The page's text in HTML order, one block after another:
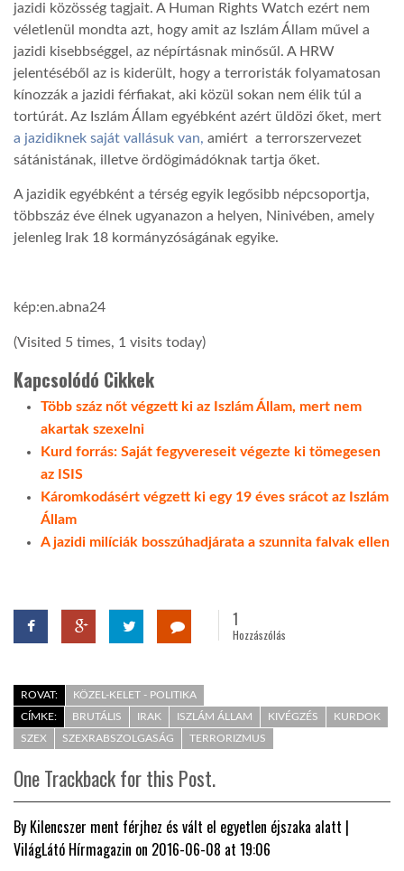
jazidi közösség tagjait. A Human Rights Watch ezért nem
véletlenül mondta azt, hogy amit az Iszlám Állam művel a
jazidi kisebbséggel, az népírtásnak minősűl. A HRW
jelentéséből az is kiderült, hogy a terroristák folyamatosan
kínozzák a jazidi férfiakat, aki közül sokan nem élik túl a
tortúrát. Az Iszlám Állam egyébként azért üldözi őket, mert
a jazidiknek saját vallásuk van, amiért a terrorszervezet
sátánistának, illetve ördögimádóknak tartja őket.
A jazidik egyébként a térség egyik legősibb népcsoportja,
többszáz éve élnek ugyanazon a helyen, Ninivében, amely
jelenleg Irak 18 kormányzóságának egyike.
kép:en.abna24
(Visited 5 times, 1 visits today)
Kapcsolódó Cikkek
Több száz nőt végzett ki az Iszlám Állam, mert nem
akartak szexelni
Kurd forrás: Saját fegyvereseit végezte ki tömegesen
az ISIS
Káromkodásért végzett ki egy 19 éves srácot az Iszlám
Állam
A jazidi milíciák bosszúhadjárata a szunnita falvak ellen
1
Hozzászólás
ROVAT:
KÖZEL-KELET - POLITIKA
CÍMKE:
BRUTÁLIS IRAK ISZLÁM ÁLLAM KIVÉGZÉS
KURDOK
SZEX
SZEXRABSZOLGASÁG TERRORIZMUS
OneTrackback for this Post.
By Kilencszer ment férjhez és vált el egyetlen éjszaka alatt |
VilágLátó Hírmagazin on 2016-06-08 at 19:06